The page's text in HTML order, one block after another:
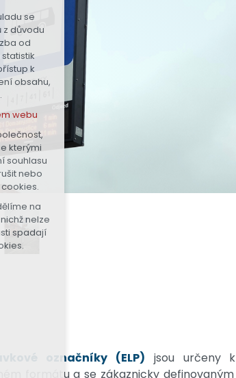
označníky (ELP) jsou určeny
formátu a se zákaznicky
webu
se
důvodu
od
k
obsahu,
webu
kterými
souhlasu
nebo
na
nelze
spadají